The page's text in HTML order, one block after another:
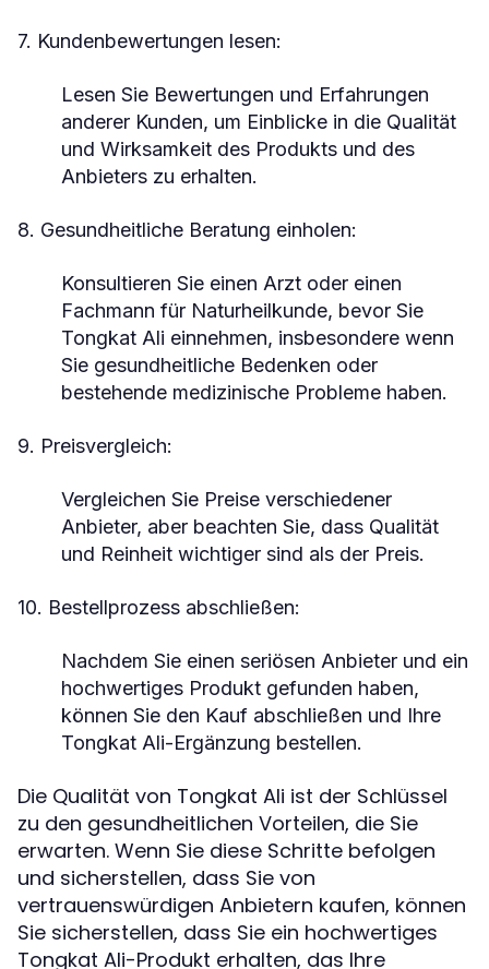
7. Kundenbewertungen lesen:
Lesen Sie Bewertungen und Erfahrungen
anderer Kunden, um Einblicke in die Qualität
und Wirksamkeit des Produkts und des
Anbieters zu erhalten.
8. Gesundheitliche Beratung einholen:
Konsultieren Sie einen Arzt oder einen
Fachmann für Naturheilkunde, bevor Sie
Tongkat Ali einnehmen, insbesondere wenn
Sie gesundheitliche Bedenken oder
bestehende medizinische Probleme haben.
9. Preisvergleich:
Vergleichen Sie Preise verschiedener
Anbieter, aber beachten Sie, dass Qualität
und Reinheit wichtiger sind als der Preis.
10. Bestellprozess abschließen:
Nachdem Sie einen seriösen Anbieter und ein
hochwertiges Produkt gefunden haben,
können Sie den Kauf abschließen und Ihre
Tongkat Ali-Ergänzung bestellen.
Die Qualität von Tongkat Ali ist der Schlüssel
zu den gesundheitlichen Vorteilen, die Sie
erwarten. Wenn Sie diese Schritte befolgen
und sicherstellen, dass Sie von
vertrauenswürdigen Anbietern kaufen, können
Sie sicherstellen, dass Sie ein hochwertiges
Tongkat Ali-Produkt erhalten, das Ihre